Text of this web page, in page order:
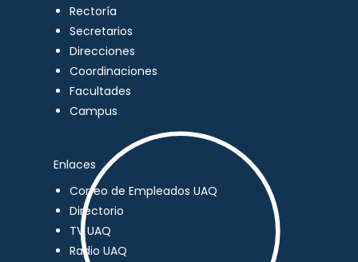
Rectoría
Secretarios
Direcciones
Coordinaciones
Facultades
Campus
Enlaces
Correo de Empleados UAQ
Directorio
TV UAQ
Radio UAQ